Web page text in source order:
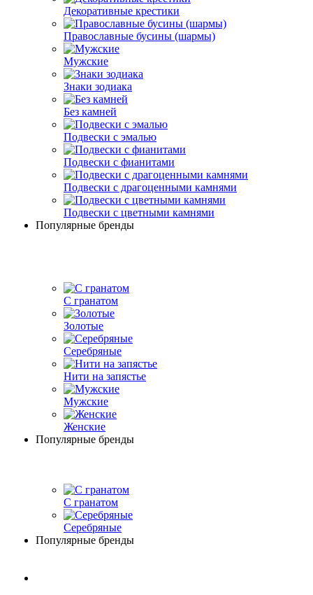
Декоративные крестики
Православные бусины (шармы)
Мужские
Знаки зодиака
Без камней
Подвески с эмалью
Подвески с фианитами
Подвески с драгоценными камнями
Подвески с цветными камнями
Популярные бренды
С гранатом
Золотые
Серебряные
Нити на запястье
Мужские
Женские
Популярные бренды
С гранатом
Серебряные
Популярные бренды